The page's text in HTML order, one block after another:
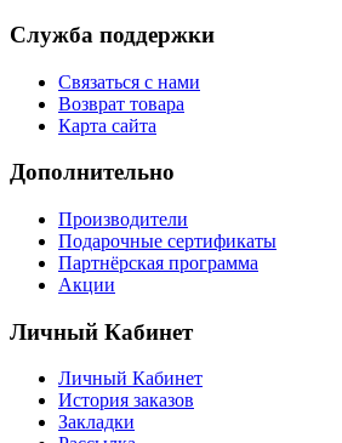
Служба поддержки
Связаться с нами
Возврат товара
Карта сайта
Дополнительно
Производители
Подарочные сертификаты
Партнёрская программа
Акции
Личный Кабинет
Личный Кабинет
История заказов
Закладки